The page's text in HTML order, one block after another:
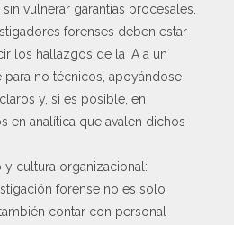
vulnerar garantías procesales.
forenses deben estar
los hallazgos de la IA a un
para no técnicos, apoyándose
y, si es posible, en
en analítica que avalen dichos
y cultura organizacional:
forense no es solo
contar con personal